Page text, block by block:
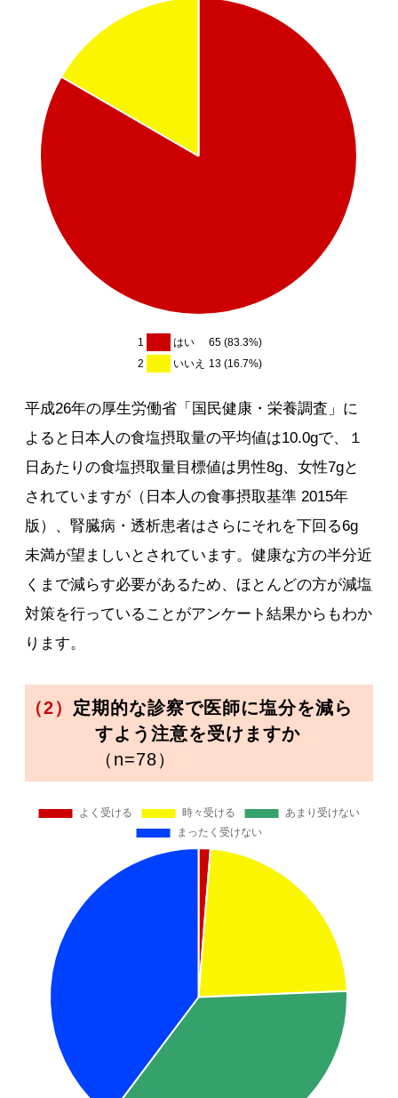
1 はい
65 (83.3%)
2
いいえ 13 (16.7%)
平成26年の厚生労働省「国民健康・栄養調査」に
よると日本人の食塩摂取量の平均値は10.0gで、１
日あたりの食塩摂取量目標値は男性8g、女性7gと
されていますが（日本人の食事摂取基準 2015年
版）、腎臓病・透析患者はさらにそれを下回る6g
未満が望ましいとされています。健康な方の半分近
くまで減らす必要があるため、ほとんどの方が減塩
対策を行っていることがアンケート結果からもわか
ります。
（2） 定期的な診察で医師に塩分を減ら
すよう注意を受けますか
（n=78）